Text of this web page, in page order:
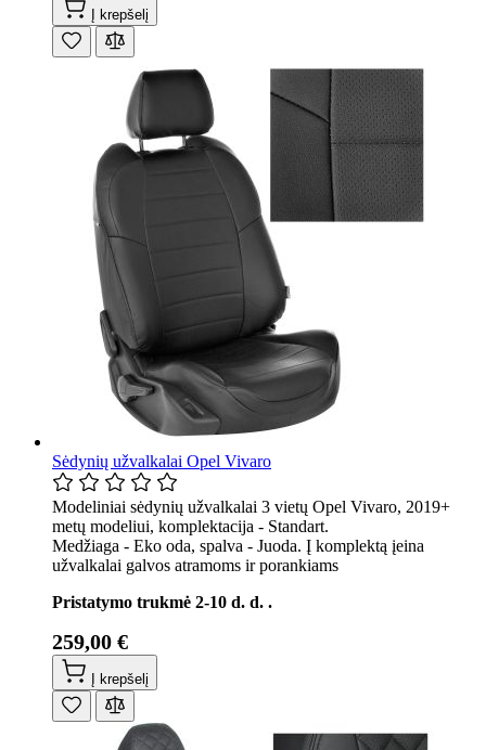
Į krepšelį
Sėdynių užvalkalai Opel Vivaro
Modeliniai sėdynių užvalkalai 3 vietų Opel Vivaro, 2019+
metų modeliui, komplektacija - Standart.
Medžiaga - Eko oda, spalva - Juoda. Į komplektą įeina
užvalkalai galvos atramoms ir porankiams
Pristatymo trukmė 2-10 d. d. .
259,00 €
Į krepšelį